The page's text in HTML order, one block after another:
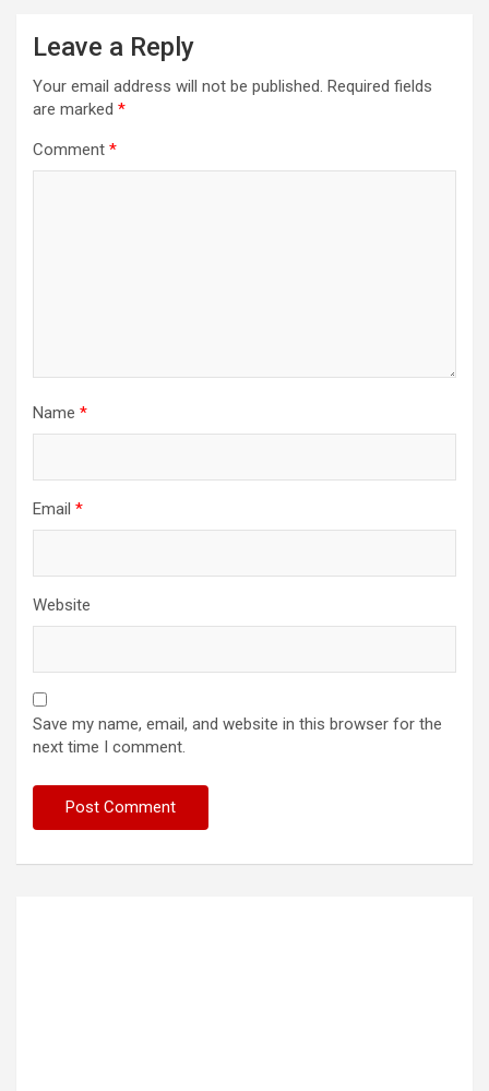
Leave a Reply
Your email address will not be published. Required fields
are marked *
Comment *
Name *
Email *
Website
Save my name, email, and website in this browser for the
next time I comment.